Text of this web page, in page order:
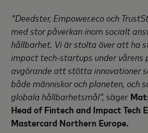
"Deedster, Empower.eco och
med stor påverkan inom socialt
hållbarhet. Vi är stolta över att ha
impact tech-startups under vårens
avgörande att stötta innovationer
både människor och planeten, och
globala hållbarhetsmål”, säger
Head of Fintech and Impact Tech
Mastercard Northern Europe.